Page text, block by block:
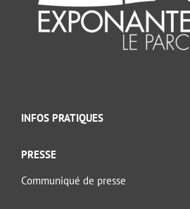
INFOS PRATIQUES
PRESSE
Communiqué de presse